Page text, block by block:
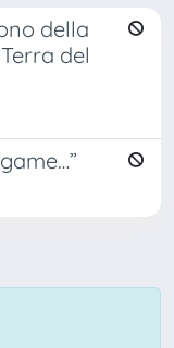
della
del